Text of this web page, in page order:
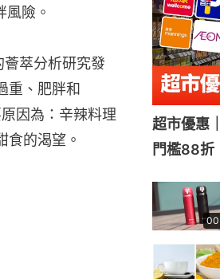
險。
萃分析研究發
重、肥胖和
因為：辛辣料理
食的渴望。
超市優惠
門檻88折